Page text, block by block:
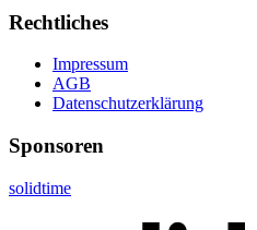
Rechtliches
Impressum
AGB
Datenschutzerklärung
Sponsoren
solidtime